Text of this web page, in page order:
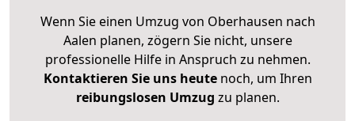
Wenn Sie einen Umzug von Oberhausen nach
Aalen planen, zögern Sie nicht, unsere
professionelle Hilfe in Anspruch zu nehmen.
Kontaktieren Sie uns heutenoch, um Ihren
reibungslosen Umzug zu planen.